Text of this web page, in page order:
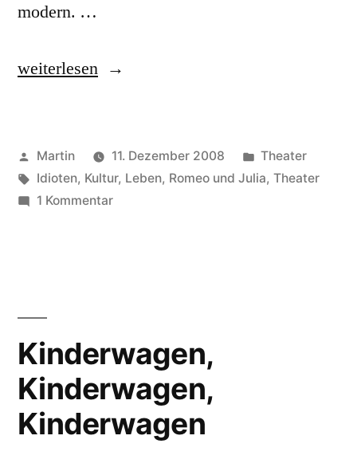
modern. …
„Theater-
weiterlesen
Veröffentlicht
von
Martin 11. Dezember 2008
Veröffentlicht
unter
Theater
Schlagwörter:
Idioten, Kultur, Leben, Romeo und Julia, Theater
1 Kommentarzu
Kinderwagen,
Kinderwagen,
Kinderwagen